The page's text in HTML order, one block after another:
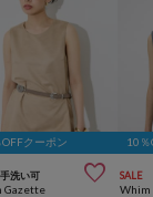
クーポン
手洗い可 
Gazette
10％
SALE
Whim